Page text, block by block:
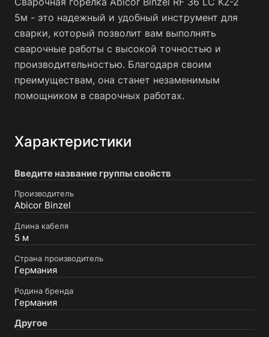
5м - это надежный и удобный инструмент для
сварки, который позволит вам выполнять
сварочные работы с высокой точностью и
производительностью. Благодаря своим
преимуществам, она станет незаменимым
помощником в сварочных работах.
Характеристики
Введите название группы свойств
Производитель
Abicor Binzel
Длина кабеля
5 м
Страна производитель
Германия
Родина бренда
Германия
Другое